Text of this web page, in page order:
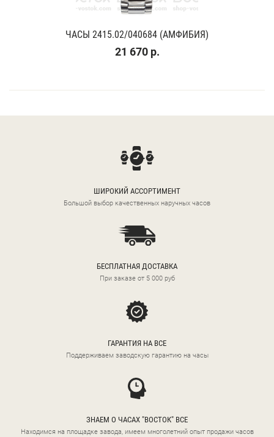
ЧАСЫ 2415.02/040684 (АМФИБИЯ)
21 670 р.
ШИРОКИЙ АССОРТИМЕНТ
Большой выбор качественных наручных часов
БЕСПЛАТНАЯ ДОСТАВКА
При заказе от 5 000 руб
ГАРАНТИЯ НА ВСЕ
Поддерживаем заводскую гарантию на часы
ЗНАЕМ О ЧАСАХ "ВОСТОК" ВСЕ
Находимся на площадке завода, имеем многолетний опыт продажи часов